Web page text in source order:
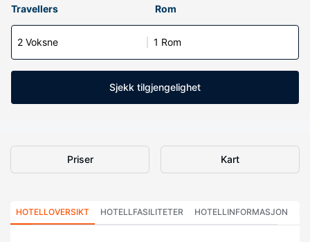
Travellers Rom
2 Voksne 1 Rom
Sjekk tilgjengelighet
Priser Kart
HOTELLOVERSIKT HOTELLFASILITETER HOTELLINFORMASJON